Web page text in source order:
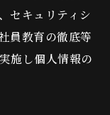
セキュリティシ
員教育の徹底等
施し個人情報の